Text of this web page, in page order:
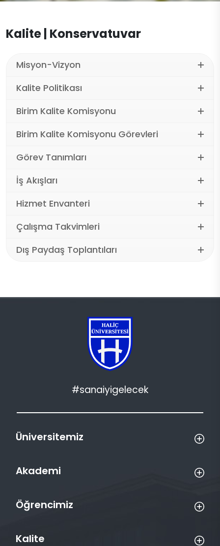
Türk Musikisi
Kalite | Konservatuvar
Misyon-Vizyon
Kalite Politikası
Birim Kalite Komisyonu
Birim Kalite Komisyonu Görevleri
Görev Tanımları
İş Akışları
Hizmet Envanteri
Çalışma Takvimleri
Dış Paydaş Toplantıları
#sanaiyigelecek
Üniversitemiz
Akademi
Öğrencimiz
Kalite